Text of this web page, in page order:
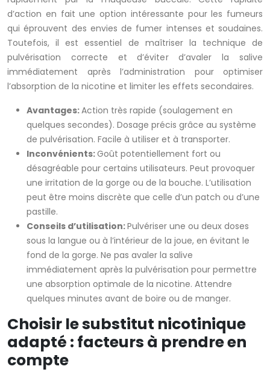
d’action en fait une option intéressante pour les fumeurs
qui éprouvent des envies de fumer intenses et soudaines.
Toutefois, il est essentiel de maîtriser la technique de
pulvérisation correcte et d’éviter d’avaler la salive
immédiatement après l’administration pour optimiser
l’absorption de la nicotine et limiter les effets secondaires.
Avantages:Action très rapide (soulagement en
quelques secondes). Dosage précis grâce au système
de pulvérisation. Facile à utiliser et à transporter.
Inconvénients:Goût potentiellement fort ou
désagréable pour certains utilisateurs. Peut provoquer
une irritation de la gorge ou de la bouche. L’utilisation
peut être moins discrète que celle d’un patch ou d’une
pastille.
Conseils d’utilisation:Pulvériser une ou deux doses
sous la langue ou à l’intérieur de la joue, en évitant le
fond de la gorge. Ne pas avaler la salive
immédiatement après la pulvérisation pour permettre
une absorption optimale de la nicotine. Attendre
quelques minutes avant de boire ou de manger.
Choisir le substitut nicotinique
adapté : facteurs à prendre en
compte